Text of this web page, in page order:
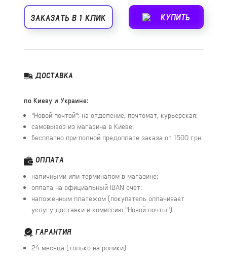
КУПИТЬ
ЗАКАЗАТЬ В 1 КЛИК
ДОСТАВКА
по Киеву и Украине:
"Новой почтой": на отделение, почтомат, курьерская;
самовывоз из магазина в Киеве;
бесплатно при полной предоплате заказа от 1500 грн.
ОПЛАТА
наличными или терминалом в магазине;
оплата на официальный IBAN счет;
наложенным платежом (покупатель оплачивает
услугу доставки и комиссию "Новой почты").
ГАРАНТИЯ
24 месяца (только на ролики).